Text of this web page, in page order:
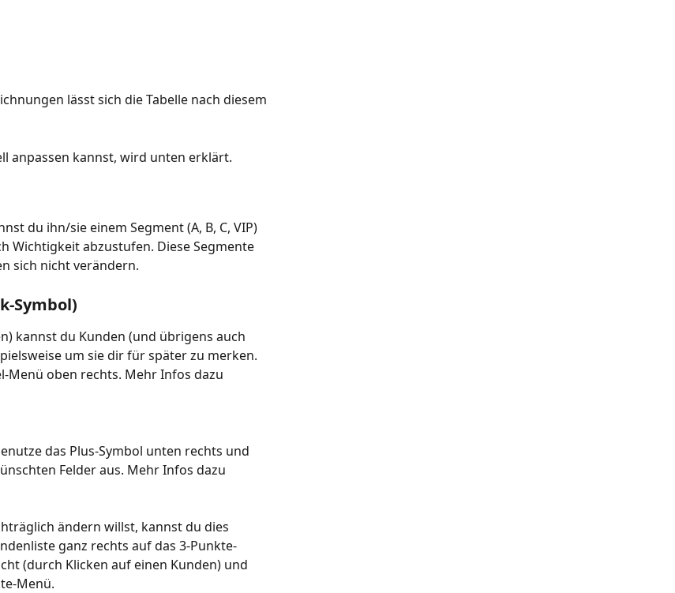
lässt sich die Tabelle nach diesem
anpassen kannst, wird unten erklärt.
du ihn/sie einem Segment (A, B, C, VIP)
Wichtigkeit abzustufen. Diese Segmente
sich nicht verändern.
Symbol)
kannst du Kunden (und übrigens auch
um sie dir für später zu merken.
Menü oben rechts. Mehr Infos dazu
das Plus-Symbol unten rechts und
Felder aus. Mehr Infos dazu
ändern willst, kannst du dies
ganz rechts auf das 3-Punkte-
(durch Klicken auf einen Kunden) und
Menü.